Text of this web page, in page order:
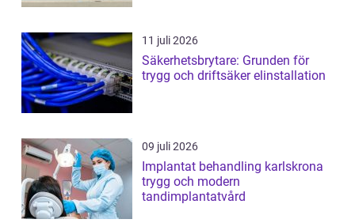
11 juli 2026
Säkerhetsbrytare: Grunden för
trygg och driftsäker elinstallation
09 juli 2026
Implantat behandling karlskrona
trygg och modern
tandimplantatvård